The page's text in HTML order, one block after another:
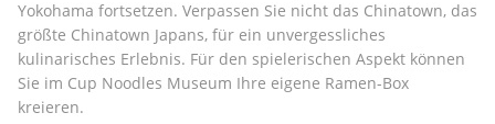
Yokohama fortsetzen. Verpassen Sie nicht das Chinatown, das
größte Chinatown Japans, für ein unvergessliches
kulinarisches Erlebnis. Für den spielerischen Aspekt können
Sie im Cup Noodles Museum Ihre eigene Ramen-Box
kreieren.